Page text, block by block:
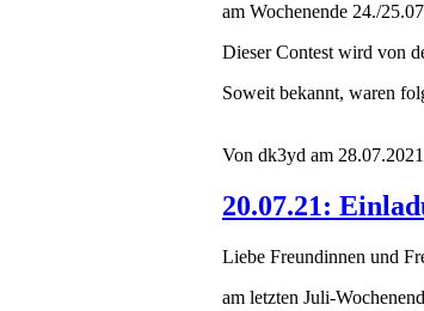
am Wochenende 24./
Dieser Contest wird von
Soweit bekannt, waren
Von dk3yd am
20.07.21:
Liebe Freundinnen und
am letzten Juli-